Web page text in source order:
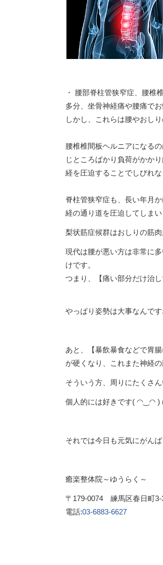
・ 腰部脊柱管狭窄症、腰椎
多分、坐骨神経痛や腰痛で
しかし、これらは腰やおし
腰椎椎間板ヘルニアになる
じところばかり負荷がかか
経を圧迫することでしびれな
脊柱管狭窄症も、長い年月
経の通り道を圧迫してしまい
梨状筋症候群はおしりの筋
現代は腰が悪い方は非常に
けです。
つまり、【痛い部分だけ治
やっぱり姿勢は大事なんです
あと、【暴飲暴食などで胃
が硬くなり、これまた神経
そういう方、周りにたくさ
個人的には好きです( ◠‿◠ )
それでは今日も元気にがん
癒楽整体院～ゆうらく～
〒179-0074 練馬区春日町3-
電話:03-6883-6627